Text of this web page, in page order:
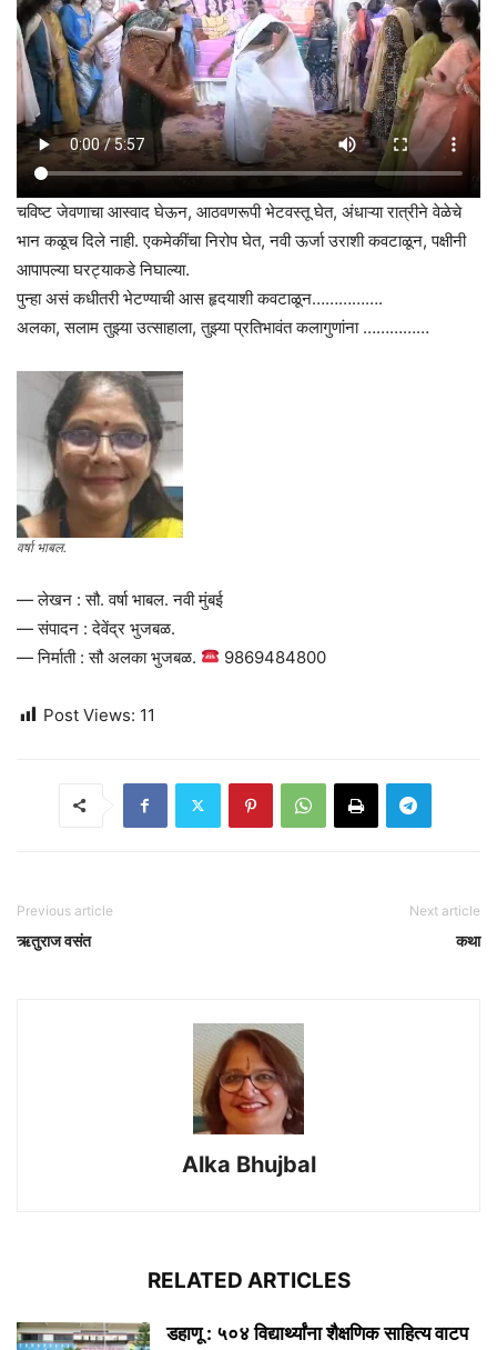
चविष्ट जेवणाचा आस्वाद घेऊन, आठवणरूपी भेटवस्तू घेत, अंधाऱ्या रात्रीने वेळेचे
भान कळूच दिले नाही. एकमेकींचा निरोप घेत, नवी ऊर्जा उराशी कवटाळून, पक्षीनी
आपापल्या घरट्याकडे निघाल्या.
पुन्हा असं कधीतरी भेटण्याची आस हृदयाशी कवटाळून…………….
अलका, सलाम तुझ्या उत्साहाला, तुझ्या प्रतिभावंत कलागुणांना ……………
वर्षा भाबल.
— लेखन : सौ. वर्षा भाबल. नवी मुंबई
— संपादन : देवेंद्र भुजबळ.
— निर्माती : सौ अलका भुजबळ.
9869484800
Post Views: 11
Previous article
ऋतुराज वसंत
Next article
कथा
Alka Bhujbal
RELATED ARTICLES
डहाणू : ५०४ विद्यार्थ्यांना शैक्षणिक साहित्य वाटप